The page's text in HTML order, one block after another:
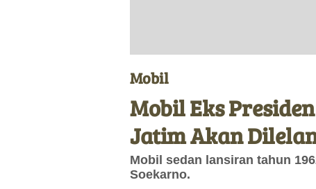
Mobil
Mobil Eks
Jatim Akan
Mobil sedan lansiran tahun
Soekarno.